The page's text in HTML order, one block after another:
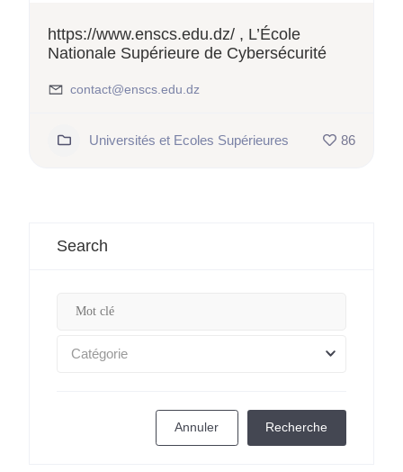
https://www.enscs.edu.dz/ , L’École
Nationale Supérieure de Cybersécurité
contact@enscs.edu.dz
Universités et Ecoles Supérieures 86
Search
Catégorie
Annuler Recherche